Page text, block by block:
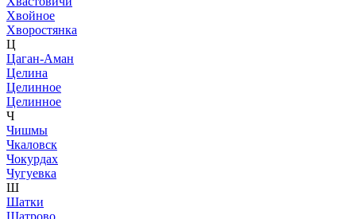
Хвойное
Хворостянка
Ц
Цаган-Аман
Целина
Целинное
Целинное
Ч
Чишмы
Чкаловск
Чокурдах
Чугуевка
Ш
Шатки
Шатрово